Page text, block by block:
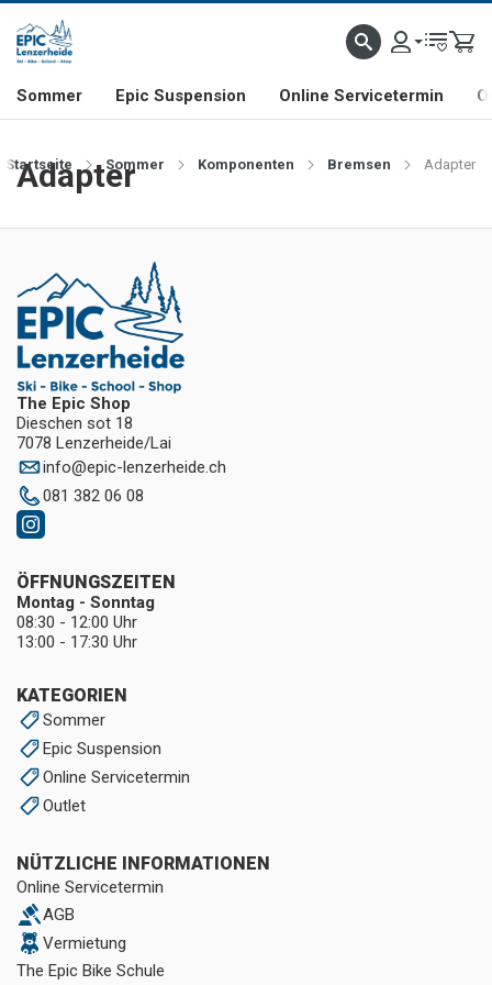
& FREERIDE-SPEZIALIST SCHWEIZER FIRMA SHOP & SHOWROOM IN
Sommer Epic Suspension Online Servicetermin
Startseite Sommer Komponenten Bremsen Adapter
Adapter
The Epic Shop
Dieschen sot 18
7078 Lenzerheide/Lai
info@epic-lenzerheide.ch
081 382 06 08
KATEGORIEN
Sommer
Epic Suspension
Online Servicetermin
Outlet
NÜTZLICHE INFORMATIONEN
Online Servicetermin
AGB
Vermietung
The Epic Bike Schule
ÖFFNUNGSZEITEN
Montag - Sonntag
08:30 - 12:00 Uhr
13:00 - 17:30 Uhr